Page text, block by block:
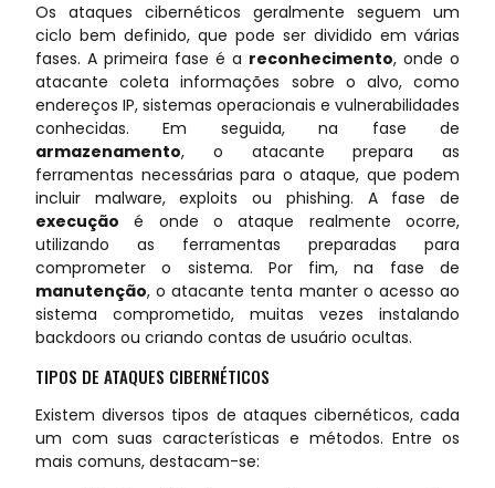
Os ataques cibernéticos geralmente seguem um
ciclo bem definido, que pode ser dividido em várias
fases. A primeira fase é a reconhecimento, onde o
atacante coleta informações sobre o alvo, como
endereços IP, sistemas operacionais e vulnerabilidades
conhecidas. Em seguida, na fase de
armazenamento, o atacante prepara as
ferramentas necessárias para o ataque, que podem
incluir malware, exploits ou phishing. A fase de
execução é onde o ataque realmente ocorre,
utilizando as ferramentas preparadas para
comprometer o sistema. Por fim, na fase de
manutenção, o atacante tenta manter o acesso ao
sistema comprometido, muitas vezes instalando
backdoors ou criando contas de usuário ocultas.
TIPOS DE ATAQUES CIBERNÉTICOS
Existem diversos tipos de ataques cibernéticos, cada
um com suas características e métodos. Entre os
mais comuns, destacam-se: